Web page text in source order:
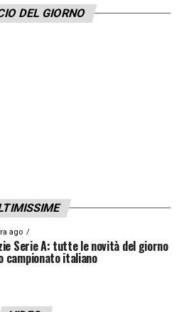
NOSTRE TOP NEWS
DEL GIORNO
ago
Serie A: tutte le novità del giorno
campionato italiano